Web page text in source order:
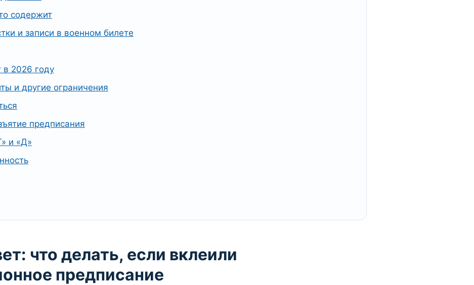
содержит
и записи в военном билете
в 2026 году
и другие ограничения
предписания
и «Д»
что делать, если вклеили
предписание